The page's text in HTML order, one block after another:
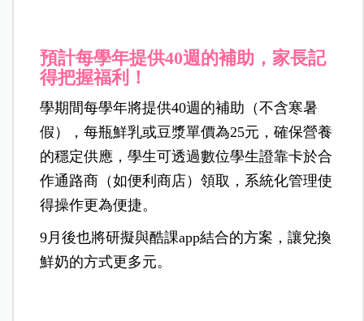
預計每學年提供40週的補助，家長記
得把握福利！
學期間每學年將提供40週的補助（不含寒暑
假），每瓶鮮乳或豆漿單價為25元，確保營養
的穩定供應，學生可透過數位學生證靠卡於合
作通路商（如便利商店）領取，系統化管理使
得操作更為便捷。
9月後也將研擬與酷課app結合的方案，讓兌換
鮮奶的方式更多元。